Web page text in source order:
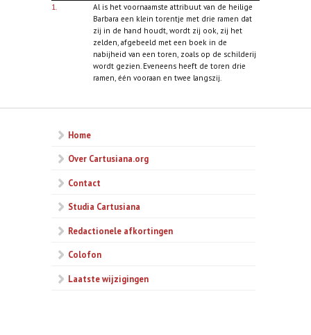
1.
Al is het voornaamste attribuut van de heilige
Barbara een klein torentje met drie ramen dat
zij in de hand houdt, wordt zij ook, zij het
zelden, afgebeeld met een boek in de
nabijheid van een toren, zoals op de schilderij
wordt gezien. Eveneens heeft de toren drie
ramen, één vooraan en twee langszij.
Home
Over Cartusiana.org
Contact
Studia Cartusiana
Redactionele afkortingen
Colofon
Laatste wijzigingen